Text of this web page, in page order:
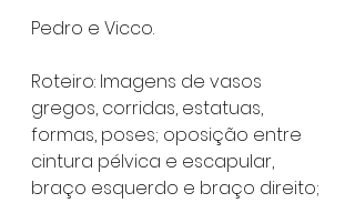
Pedro e Vicco.
Roteiro: Imagens de vasos
gregos, corridas, estatuas,
formas, poses; oposição entre
cintura pélvica e escapular,
braço esquerdo e braço direito;